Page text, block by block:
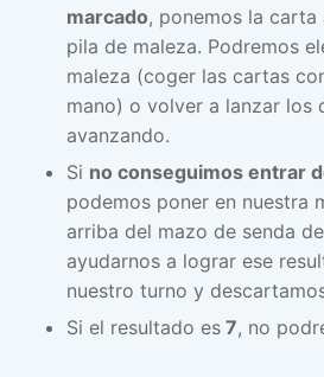
marcado, ponemos la
pila de maleza. Podremos
maleza (coger las cartas
mano) o volver a lanzar los
avanzando.
Si no conseguimos entrar
podemos poner en nuestra
arriba del mazo de senda
ayudarnos a lograr ese
nuestro turno y
Si el resultado es 7, no